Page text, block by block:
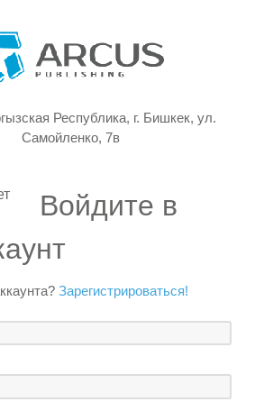
Республика, г. Бишкек, ул.
Самойленко, 7в
Войдите в
Зарегистрироваться!